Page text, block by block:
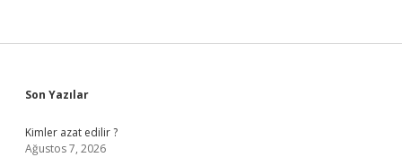
Sidebar
Son Yazılar
Kimler azat edilir ?
Ağustos 7, 2026